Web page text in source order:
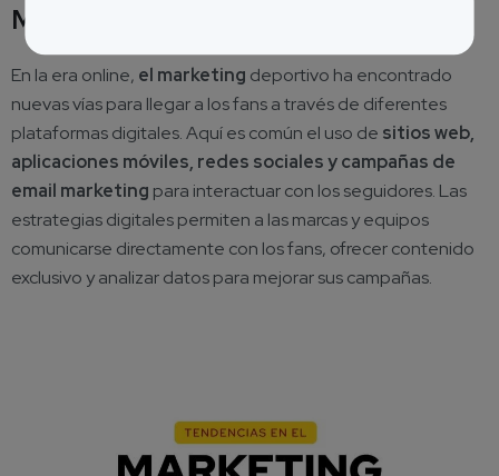
Marketing digital
En la era online, el marketing deportivo ha encontrado
nuevas vías para llegar a los fans a través de diferentes
plataformas digitales. Aquí es común el uso de sitios web,
aplicaciones móviles, redes sociales y campañas de
email marketing para interactuar con los seguidores. Las
estrategias digitales permiten a las marcas y equipos
comunicarse directamente con los fans, ofrecer contenido
exclusivo y analizar datos para mejorar sus campañas.